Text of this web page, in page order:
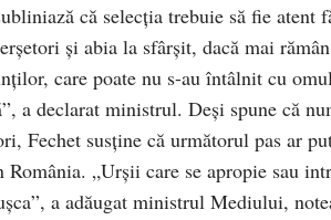
că selecția trebuie să fie atent
și abia la sfârșit, dacă mai
care poate nu s-au întâlnit cu
a declarat ministrul. Deși spune că
Fechet susține că următorul pas ar
România. „Urșii care se apropie sau
a adăugat ministrul Mediului,